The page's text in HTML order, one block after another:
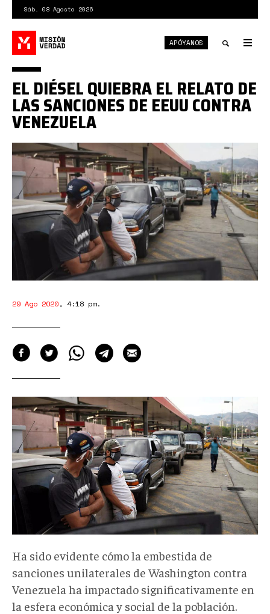
contenido
principal
Sáb. 08 Agosto 2026
search
APÓYANOS
1*T-
m5T56p0_Snao8qBK4eCA.jpeg
EL DIÉSEL QUIEBRA EL RELATO DE
LAS SANCIONES DE EEUU CONTRA
VENEZUELA
29 Ago 2020, 4:18 pm.
Ha sido evidente cómo la embestida de
sanciones unilaterales de Washington contra
Venezuela ha impactado significativamente en
la esfera económica y social de la población.